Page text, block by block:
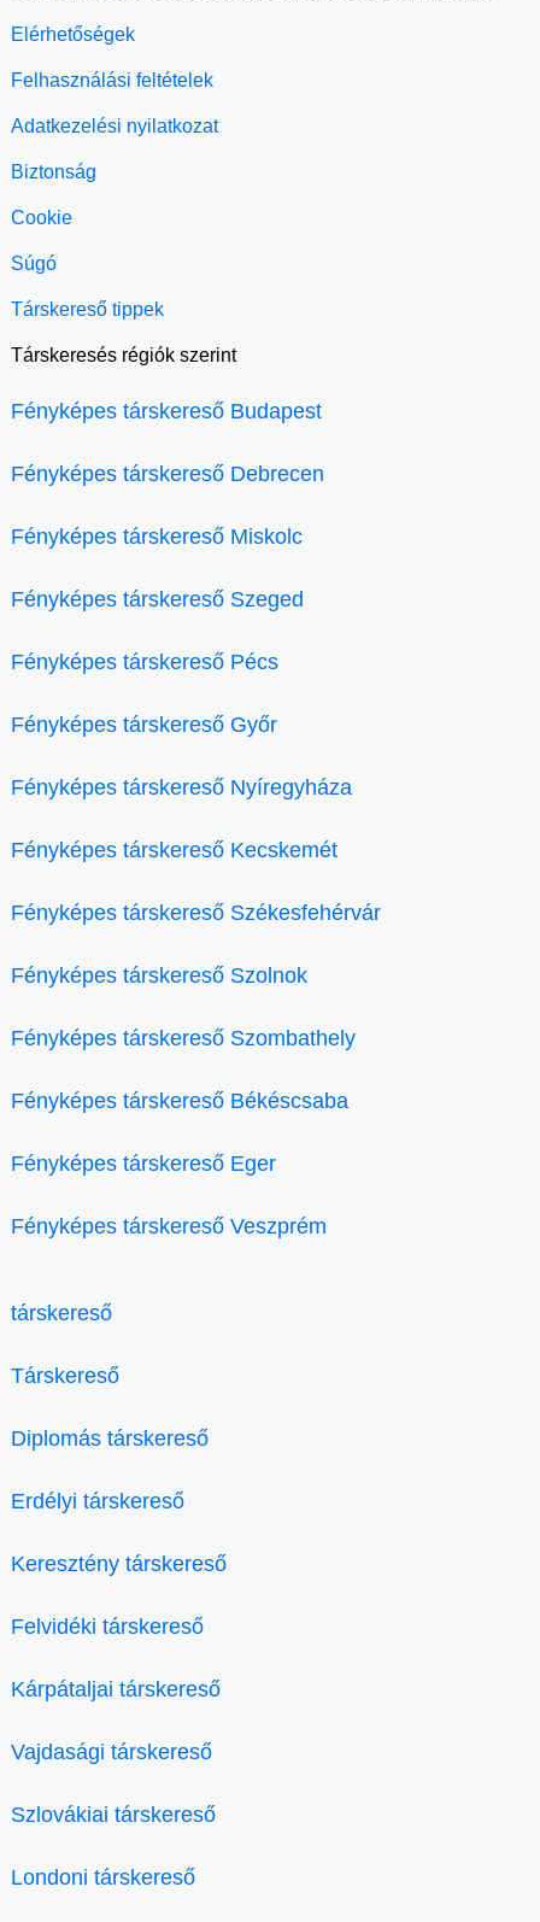
Elérhetőségek
Felhasználási feltételek
Adatkezelési nyilatkozat
Biztonság
Cookie
Súgó
Társkereső tippek
Társkeresés régiók szerint
Fényképes társkereső Budapest
Fényképes társkereső Debrecen
Fényképes társkereső Miskolc
Fényképes társkereső Szeged
Fényképes társkereső Pécs
Fényképes társkereső Győr
Fényképes társkereső Nyíregyháza
Fényképes társkereső Kecskemét
Fényképes társkereső Székesfehérvár
Fényképes társkereső Szolnok
Fényképes társkereső Szombathely
Fényképes társkereső Békéscsaba
Fényképes társkereső Eger
Fényképes társkereső Veszprém
társkereső
Társkereső
Diplomás társkereső
Erdélyi társkereső
Keresztény társkereső
Felvidéki társkereső
Kárpátaljai társkereső
Vajdasági társkereső
Szlovákiai társkereső
Londoni társkereső